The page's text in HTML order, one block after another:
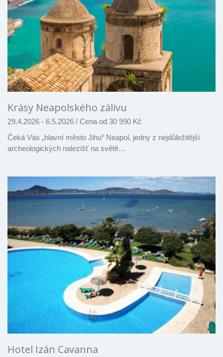
Krásy Neapolského zálivu
29.4.2026 - 6.5.2026 / Cena od 30 990 Kč
Čeká Vás „hlavní město Jihu“ Neapol, jedny z nejdůležitější
archeologických nalezišť na světě…
Hotel Izán Cavanna